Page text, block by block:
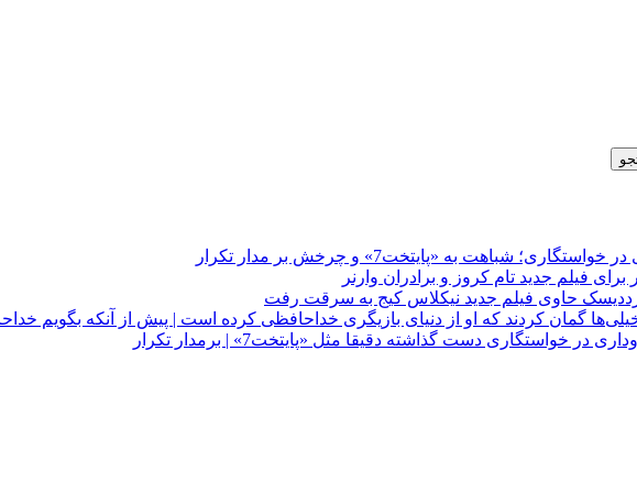
شباهت به «پایتخت7» و چرخش بر مدار تکرار
گمان کردند که او از دنیای بازیگری خداحافظی کرده است | پیش از آنکه بگویم
دست گذاشته دقیقا مثل «پایتخت7» | برمدار تکرار